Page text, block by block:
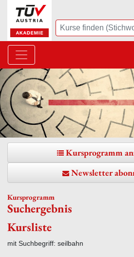
Suche
Kursprogramm
Kursprogramm
Newsletter
Suchergebnis
Kursliste
mit Suchbegriff: seilbahn